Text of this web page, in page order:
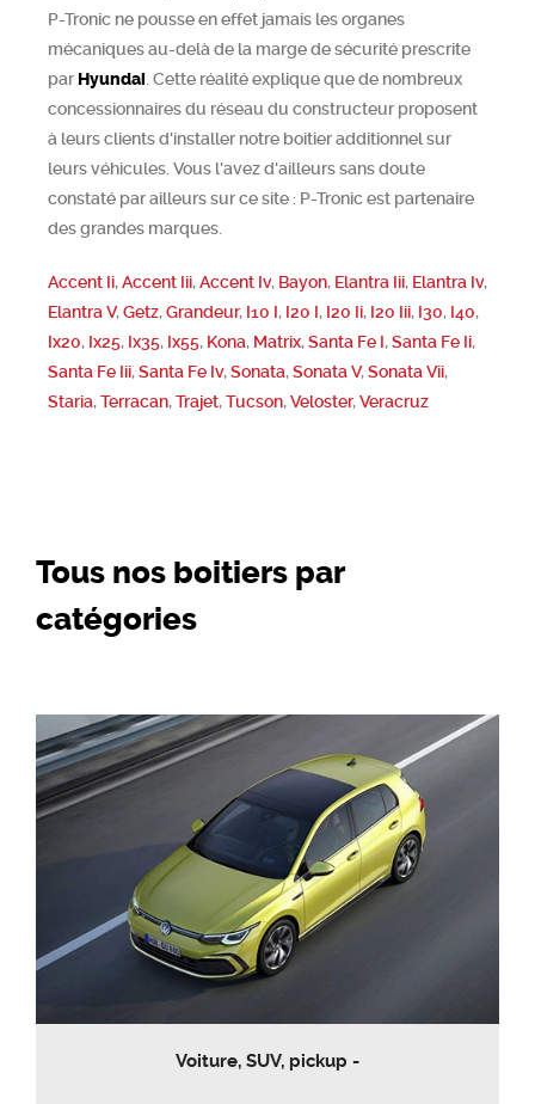
P-Tronic ne pousse en effet jamais les organes
mécaniques au-delà de la marge de sécurité prescrite
par Hyundai . Cette réalité explique que de nombreux
concessionnaires du réseau du constructeur proposent
à leurs clients d'installer notre boitier additionnel sur
leurs véhicules. Vous l'avez d'ailleurs sans doute
constaté par ailleurs sur ce site : P-Tronic est partenaire
des grandes marques.
Accent Ii,Accent Iii,Accent Iv, Bayon, Elantra Iii, Elantra Iv,
Elantra V,Getz,Grandeur, I10 I, I20 I, I20 Ii, I20 Iii, I30, I40,
Ix20, Ix25, Ix35, Ix55, Kona, Matrix,Santa Fe I,Santa Fe Ii,
Santa Fe Iii,Santa Fe Iv,Sonata,Sonata V,Sonata Vii,
Staria,Terracan,Trajet,Tucson,Veloster,Veracruz
Tous nos boitiers par
catégories
Voiture, SUV, pickup -